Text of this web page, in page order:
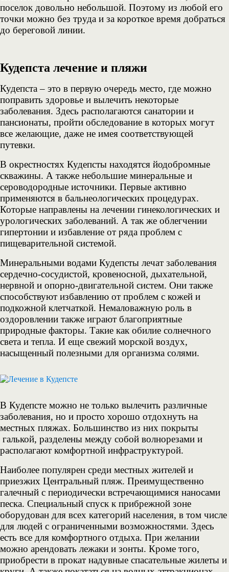
поселок довольно небольшой. Поэтому из любой его
точки можно без труда и за короткое время добраться
до береговой линии.
Кудепста лечение и пляжи
Кудепста – это в первую очередь место, где можно
поправить здоровье и вылечить некоторые
заболевания. Здесь располагаются санатории и
пансионаты, пройти обследование в которых могут
все желающие, даже не имея соответствующей
путевки.
В окрестностях Кудепсты находятся йодобромные
скважины. А также небольшие минеральные и
сероводородные источники. Первые активно
применяются в бальнеологических процедурах.
Которые направлены на лечении гинекологических и
урологических заболеваний. А так же облегчении
гипертонии и избавление от ряда проблем с
пищеварительной системой.
Минеральными водами Кудепсты лечат заболевания
сердечно-сосудистой, кровеносной, дыхательной,
нервной и опорно-двигательной систем. Они также
способствуют избавлению от проблем с кожей и
подкожной клетчаткой. Немаловажную роль в
оздоровлении также играют благоприятные
природные факторы. Такие как обилие солнечного
света и тепла. И еще свежий морской воздух,
насыщенный полезными для организма солями.
В Кудепсте можно не только вылечить различные
заболевания, но и просто хорошо отдохнуть на
местных пляжах. Большинство из них покрыты
галькой, разделены между собой волнорезами и
располагают комфортной инфраструктурой.
Наиболее популярен среди местных жителей и
приезжих Центральный пляж. Преимущественно
галечный с периодически встречающимися наносами
песка. Специальный спуск к прибрежной зоне
оборудован для всех категорий населения, в том числе
для людей с ограниченными возможностями. Здесь
есть все для комфортного отдыха. При желании
можно арендовать лежаки и зонты. Кроме того,
приобрести в прокат надувные спасательные жилеты и